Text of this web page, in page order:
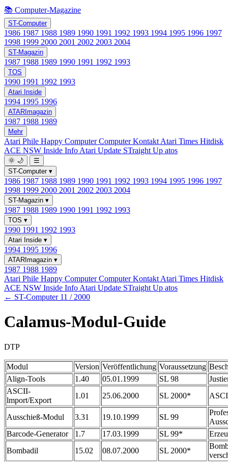
📚 Computer-Magazine
ST-Computer
1986 1987 1988 1989 1990 1991 1992 1993 1994 1995 1996 1997
1998 1999 2000 2001 2002 2003 2004
ST-Magazin
1987 1988 1989 1990 1991 1992 1993
TOS
1990 1991 1992 1993
Atari Inside
1994 1995 1996
ATARImagazin
1987 1988 1989
Mehr
Atari Phile Happy ComputerComputer Kontakt Atari Times Hitdisk
ACE NSW Inside Info Atari Update STraight Up atos
🌞 🌙
☰
ST-Computer ▾
1986 1987 1988 1989 1990 1991 1992 1993 1994 1995 1996 1997
1998 1999 2000 2001 2002 2003 2004
ST-Magazin ▾
1987 1988 1989 1990 1991 1992 1993
TOS ▾
1990 1991 1992 1993
Atari Inside ▾
1994 1995 1996
ATARImagazin ▾
1987 1988 1989
Atari Phile Happy ComputerComputer Kontakt Atari Times Hitdisk
ACE NSW Inside Info Atari Update STraight Up atos
← ST-Computer 11 / 2000
Calamus-Modul-Guide
DTP
Modul Version Veröffentlichung Voraussetzung
Align-Tools
1.40 05.01.1999 SL 98
ASCII-
lmport/Export
1.01 25.06.2000 SL 2000*
Ausschieß-Modul 3.31 19.10.1999 SL 99
Barcode-Generator
1.7 17.03.1999 SL 99*
Bombadil
15.02 08.07.2000 SL 2000*